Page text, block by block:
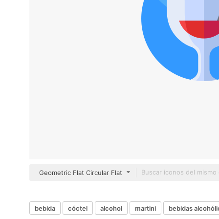
Geometric Flat Circular Flat
bebida cóctel alcohol martini bebidas